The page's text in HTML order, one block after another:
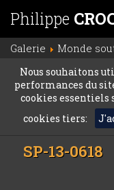
Philippe
Galerie Monde
Nous souhaitons
performances du
cookies essentiels
cookies tiers:
SP-13-0618